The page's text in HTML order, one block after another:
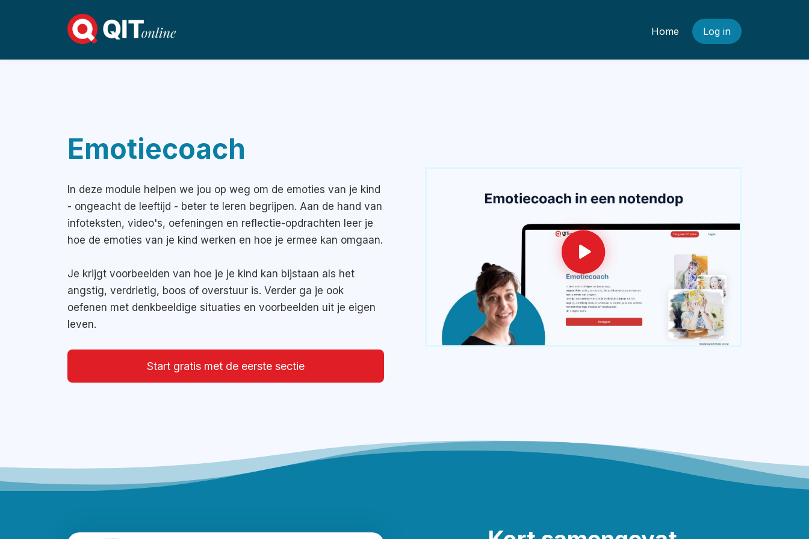
Home Log in
Emotiecoach
In deze module helpen we jou op weg om de emoties van je kind
- ongeacht de leeftijd - beter te leren begrijpen. Aan de hand van
infoteksten, video's, oefeningen en reflectie-opdrachten leer je
hoe de emoties van je kind werken en hoe je ermee kan omgaan.
Je krijgt voorbeelden van hoe je je kind kan bijstaan als het
angstig, verdrietig, boos of overstuur is. Verder ga je ook
oefenen met denkbeeldige situaties en voorbeelden uit je eigen
leven.
Start gratis met de eerste sectie